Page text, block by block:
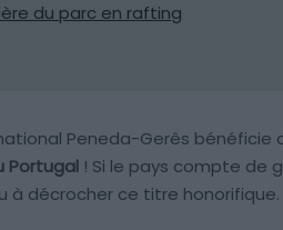
du parc en rafting
Peneda-Gerês bénéficie
Portugal ! Si le pays compte de
à décrocher ce titre honorifique.